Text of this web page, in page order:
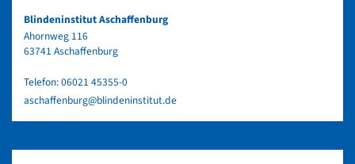
Blindeninstitut Aschaffenburg
Ahornweg 116
63741 Aschaffenburg
Telefon:06021 45355-0
aschaffenburg@blindeninstitut.de